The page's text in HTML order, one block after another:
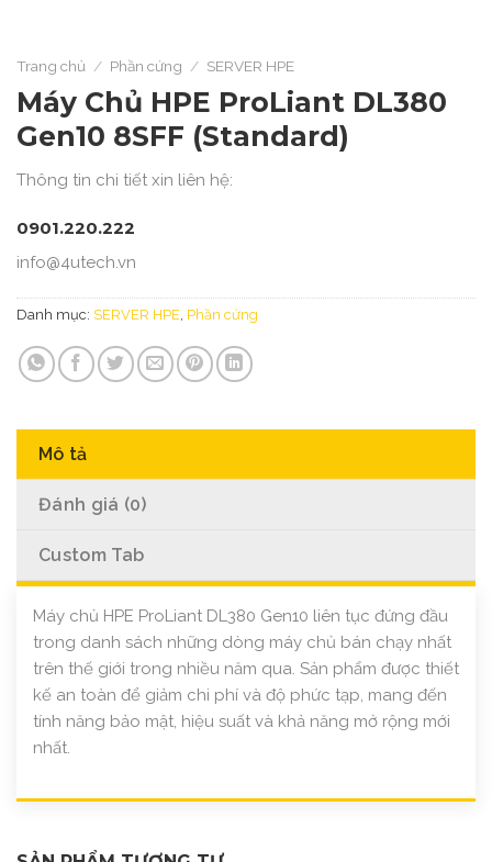
Trang chủ / Phần cứng / SERVER HPE
Máy Chủ HPE ProLiant DL380
Gen10 8SFF (Standard)
Thông tin chi tiết xin liên hệ:
0901.220.222
info@4utech.vn
Danh mục: SERVER HPE Phần cứng
Mô tả
Đánh giá (0)
Custom Tab
Máy chủ HPE ProLiant DL380 Gen10 liên tục đứng đầu
trong danh sách những dòng máy chủ bán chạy nhất
trên thế giới trong nhiều năm qua. Sản phẩm được thiết
kế an toàn để giảm chi phí và độ phức tạp, mang đến
tính năng bảo mật, hiệu suất và khả năng mở rộng mới
nhất.